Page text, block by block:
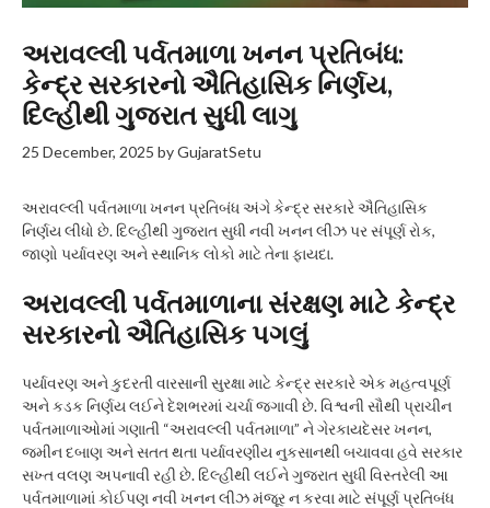
અરાવલ્લી પર્વતમાળા ખનન પ્રતિબંધ:
કેન્દ્ર સરકારનો ઐતિહાસિક નિર્ણય,
દિલ્હીથી ગુજરાત સુધી લાગુ
25 December, 2025 byGujaratSetu
અરાવલ્લી પર્વતમાળા ખનન પ્રતિબંધ અંગે કેન્દ્ર સરકારે ઐતિહાસિક
નિર્ણય લીધો છે. દિલ્હીથી ગુજરાત સુધી નવી ખનન લીઝ પર સંપૂર્ણ રોક,
જાણો પર્યાવરણ અને સ્થાનિક લોકો માટે તેના ફાયદા.
અરાવલ્લી પર્વતમાળાના સંરક્ષણ માટે કેન્દ્ર
સરકારનો ઐતિહાસિક પગલું
પર્યાવરણ અને કુદરતી વારસાની સુરક્ષા માટે કેન્દ્ર સરકારે એક મહત્વપૂર્ણ
અને કડક નિર્ણય લઈને દેશભરમાં ચર્ચા જગાવી છે. વિશ્વની સૌથી પ્રાચીન
પર્વતમાળાઓમાં ગણાતી “અરાવલ્લી પર્વતમાળા” ને ગેરકાયદેસર ખનન,
જમીન દબાણ અને સતત થતા પર્યાવરણીય નુકસાનથી બચાવવા હવે સરકાર
સખ્ત વલણ અપનાવી રહી છે. દિલ્હીથી લઈને ગુજરાત સુધી વિસ્તરેલી આ
પર્વતમાળામાં કોઈપણ નવી ખનન લીઝ મંજૂર ન કરવા માટે સંપૂર્ણ પ્રતિબંધ